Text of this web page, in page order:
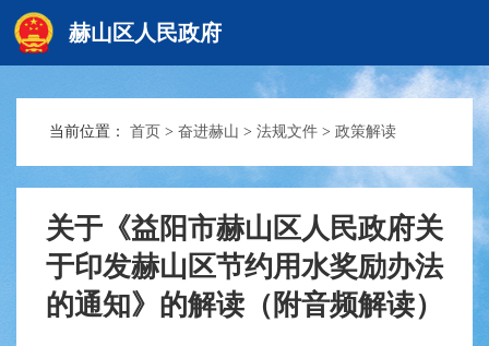
赫山区人民政府
赫山首页
政务要闻
信息公开
当前位置： 首页 > 奋进赫山 > 法规文件 > 政策解读
关于《益阳市赫山区人民政府关
于印发赫山区节约用水奖励办法
的通知》的解读（附音频解读）